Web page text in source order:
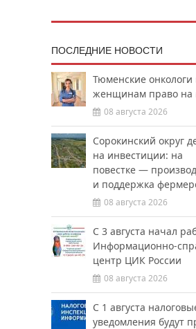
ПОСЛЕДНИЕ НОВОСТИ
Тюменские
женщинам право на
08 августа 2026
Сорокинский округ
на инвестиции: на
повестке —
и поддержка
08 августа 2026
С 3 августа начал
Информационно-
центр ЦИК России
08 августа 2026
С 1 августа
уведомления будут